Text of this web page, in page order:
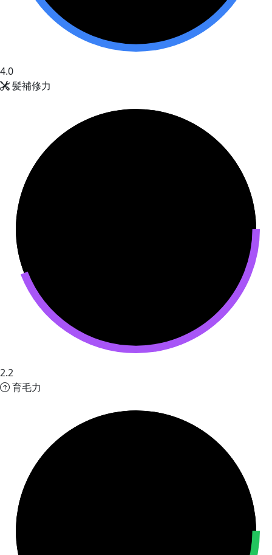
4.0
髪補修力
2.2
育毛力